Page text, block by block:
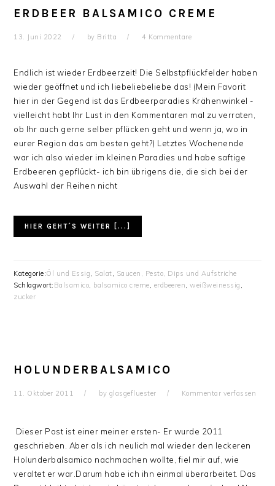
ERDBEER BALSAMICO CREME
13. Juni 2022 by Britta 4 Kommentare
Endlich ist wieder Erdbeerzeit! Die Selbstpflückfelder haben
wieder geöffnet und ich liebeliebeliebe das! (Mein Favorit
hier in der Gegend ist das Erdbeerparadies Krähenwinkel -
vielleicht habt Ihr Lust in den Kommentaren mal zu verraten,
ob Ihr auch gerne selber pflücken geht und wenn ja, wo in
eurer Region das am besten geht?) Letztes Wochenende
war ich also wieder im kleinen Paradies und habe saftige
Erdbeeren gepflückt- ich bin übrigens die, die sich bei der
Auswahl der Reihen nicht
HIER GEHT´S WEITER [...]
Kategorie:Öl und Essig, Salat, Saucen, Pesto, Dips und Aufstriche
Schlagwort: Balsamico, balsamico creme, erdbeeren,weißweinessig ,
zucker
HOLUNDERBALSAMICO
11. Oktober 2011 by glasgefluester Kommentar verfassen
Dieser Post ist einer meiner ersten- Er wurde 2011
geschrieben. Aber als ich neulich mal wieder den leckeren
Holunderbalsamico nachmachen wollte, fiel mir auf, wie
veraltet er war.Darum habe ich ihn einmal überarbeitet. Das